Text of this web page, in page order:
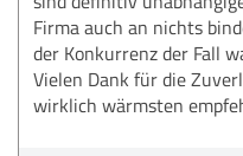
Firma auch an nichts
der Konkurrenz der Fall
Vielen Dank für die
wirklich wärmsten